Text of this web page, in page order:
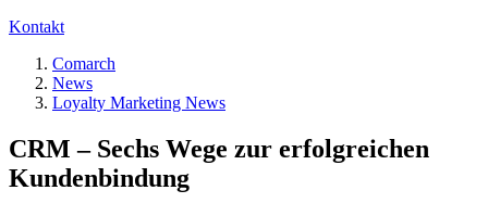
Kontakt
Comarch
News
Loyalty Marketing News
CRM – Sechs Wege zur erfolgreichen
Kundenbindung